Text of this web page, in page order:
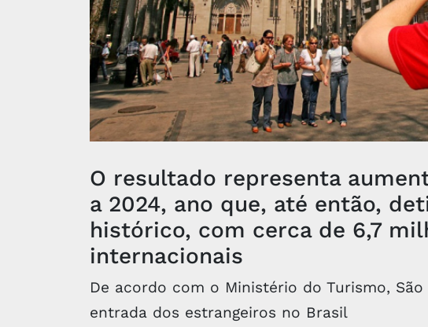
O resultado representa
a 2024, ano que, até então,
histórico, com cerca de 6,7
internacionais
De acordo com o Ministério do Turismo,
entrada dos estrangeiros no Brasil